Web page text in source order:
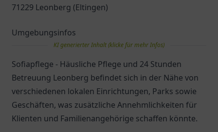
71229 Leonberg (Eltingen)
Umgebungsinfos
KI generierter Inhalt (klicke für mehr Infos)
Sofiapflege - Häusliche Pflege und 24 Stunden
Betreuung Leonberg befindet sich in der Nähe von
verschiedenen lokalen Einrichtungen, Parks sowie
Geschäften, was zusätzliche Annehmlichkeiten für
Klienten und Familienangehörige schaffen könnte.